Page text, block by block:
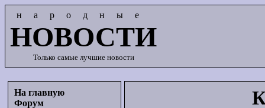
народные
НОВОСТИ
Только самые лучшие новости
На главную
Форум